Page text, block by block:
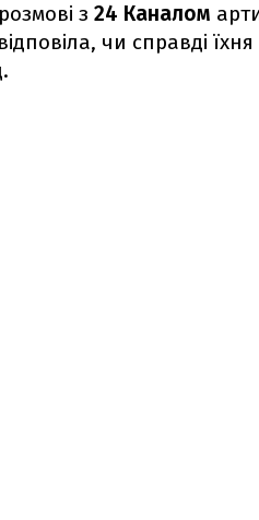
з 24 Каналом
чи справді